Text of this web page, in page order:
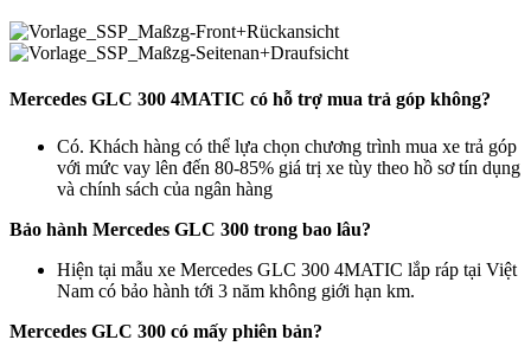
Mercedes GLC 300 4MATIC có hỗ trợ mua trả góp không?
Có. Khách hàng có thể lựa chọn chương trình mua xe trả góp
với mức vay lên đến 80-85% giá trị xe tùy theo hồ sơ tín dụng
và chính sách của ngân hàng
Bảo hành Mercedes GLC 300 trong bao lâu?
Hiện tại mẫu xe Mercedes GLC 300 4MATIC lắp ráp tại Việt
Nam có bảo hành tới 3 năm không giới hạn km.
Mercedes GLC 300 có mấy phiên bản?